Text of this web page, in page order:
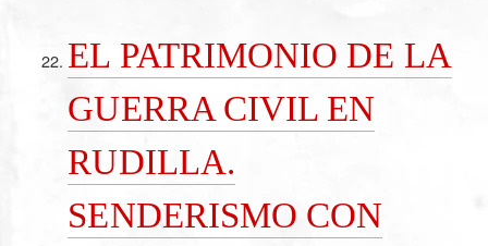
EL PATRIMONIO DE LA
GUERRA CIVIL EN
RUDILLA.
SENDERISMO CON